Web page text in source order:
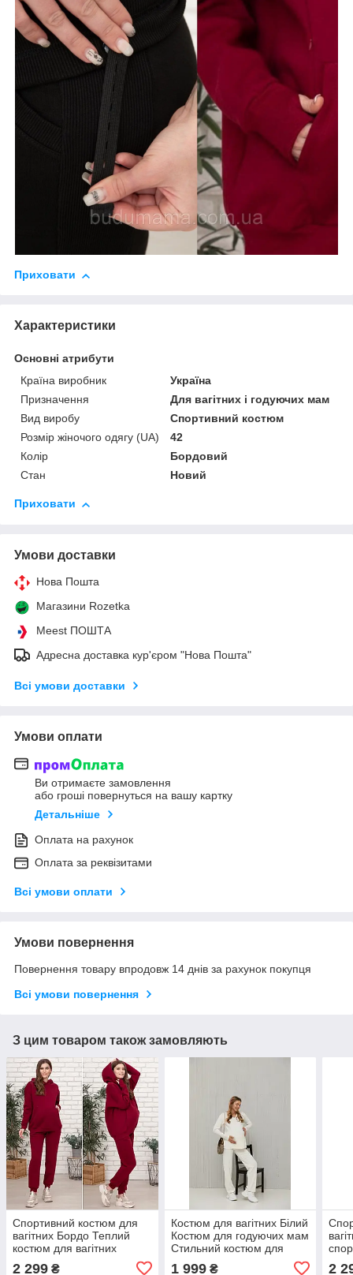
Приховати
Характеристики
Основні атрибути
Країна виробник
Україна
Призначення
Для вагітних і годуючих мам
Вид виробу
Спортивний костюм
Розмір жіночого одягу (UA)
42
Колір
Бордовий
Стан
Новий
Приховати
Умови доставки
Нова Пошта
Магазини Rozetka
Meest ПОШТА
Адресна доставка кур'єром "Нова Пошта"
Всі умови доставки
Умови оплати
Ви отримаєте замовлення
або гроші повернуться на вашу картку
Детальніше
Оплата на рахунок
Оплата за реквізитами
Всі умови оплати
Умови повернення
Повернення товару впродовж 14 днів за рахунок покупця
Всі умови повернення
З цим товаром також замовляють
Спортивний костюм для
вагітних Бордо Теплий
костюм для вагітних
2 299 ₴
Костюм для вагітних Білий
Костюм для годуючих мам
Стильний костюм для
1 999₴ 2